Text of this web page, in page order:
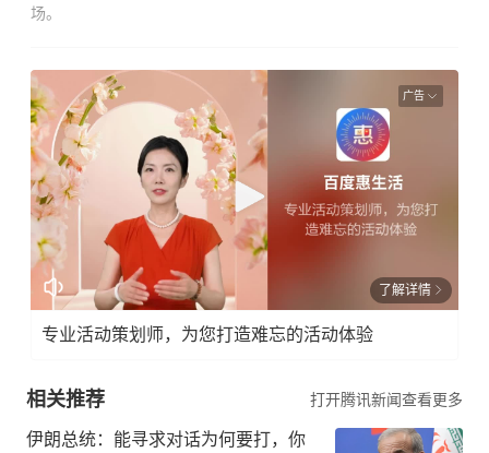
场。
广告
了解详情
专业活动策划师，为您打造难忘的活动体验
相关推荐 打开腾讯新闻查看更多
伊朗总统：能寻求对话为何要打，你